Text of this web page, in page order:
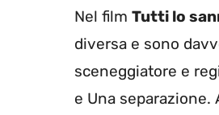
Nel film Tutti lo
diversa e sono
sceneggiatore e
e Una